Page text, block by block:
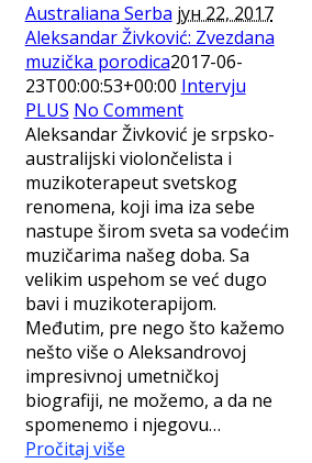
Australiana Serba јун 22, 2017
Aleksandar Živković: Zvezdana
muzička porodica2017-06-
23T00:00:53+00:00 Intervju
PLUS No Comment
Aleksandar Živković je srpsko-
australijski violončelista i
muzikoterapeut svetskog
renomena, koji ima iza sebe
nastupe širom sveta sa vodećim
muzičarima našeg doba. Sa
velikim uspehom se već dugo
bavi i muzikoterapijom.
Međutim, pre nego što kažemo
nešto više o Aleksandrovoj
impresivnoj umetničkoj
biografiji, ne možemo, a da ne
spomenemo i njegovu…
Pročitaj više